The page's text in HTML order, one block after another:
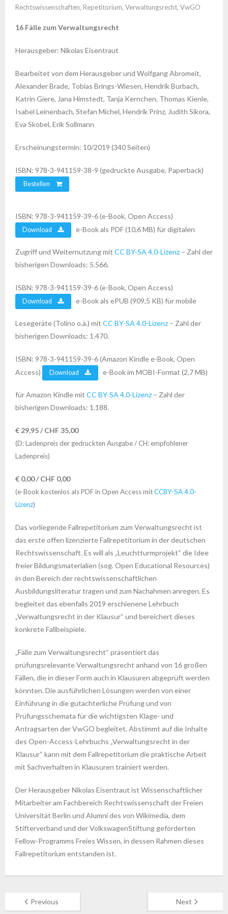
Rechtswissenschaften, Repetitorium, Verwaltungsrecht, VwGO
16 Fälle zum Verwaltungsrecht
Herausgeber: Nikolas Eisentraut
Bearbeitet von dem Herausgeber und Wolfgang Abromeit,
Alexander Brade, Tobias Brings-Wiesen, Hendrik Burbach,
Katrin Giere, Jana Himstedt, Tanja Kernchen, Thomas Kienle,
Isabel Leinenbach, Stefan Michel, Hendrik Prinz, Judith Sikora,
Eva Skobel, Erik Sollmann
Erscheinungstermin: 10/2019 (340 Seiten)
ISBN: 978-3-941159-38-9 (gedruckte Ausgabe, Paperback)
Bestellen
ISBN: 978-3-941159-39-6 (e-Book, Open Access)
Download e-Book als PDF (10,6 MB) für digitalen
Zugriff und Weiternutzung mit CC BY-SA 4.0-Lizenz – Zahl der
bisherigen Downloads: 5.566.
ISBN: 978-3-941159-39-6 (e-Book, Open Access)
Download e-Book als ePUB (909,5 KB) für mobile
Lesegeräte (Tolino o.ä.) mit CC BY-SA 4.0-Lizenz – Zahl der
bisherigen Downloads: 1.470.
ISBN: 978-3-941159-39-6 (Amazon Kindle e-Book, Open
Access)
Download e-Book im MOBI-Format (2,7 MB)
für Amazon Kindle mit CC BY-SA 4.0-Lizenz – Zahl der
bisherigen Downloads: 1.188.
€ 29,95 / CHF 35,00
(D: Ladenpreis der gedruckten Ausgabe / CH: empfohlener
Ladenpreis)
€ 0,00 / CHF 0,00
(e-Book kostenlos als PDF in Open Access mitCCBY-SA 4.0-
Lizenz)
Das vorliegende Fallrepetitorium zum Verwaltungsrecht ist
das erste offen lizenzierte Fallrepetitorium in der deutschen
Rechtswissenschaft. Es will als „Leuchtturmprojekt“ die Idee
freier Bildungsmaterialien (sog. Open Educational Resources)
in den Bereich der rechtswissenschaftlichen
Ausbildungsliteratur tragen und zum Nachahmen anregen. Es
begleitet das ebenfalls 2019 erschienene Lehrbuch
„Verwaltungsrecht in der Klausur“ und bereichert dieses
konkrete Fallbeispiele.
„Fälle zum Verwaltungsrecht“ präsentiert das
prüfungsrelevante Verwaltungsrecht anhand von 16 großen
Fällen, die in dieser Form auch in Klausuren abgeprüft werden
könnten. Die ausführlichen Lösungen werden von einer
Einführung in die gutachterliche Prüfung und von
Prüfungsschemata für die wichtigsten Klage- und
Antragsarten der VwGO begleitet. Abstimmt auf die Inhalte
des Open-Access-Lehrbuchs „Verwaltungsrecht in der
Klausur“ kann mit dem Fallrepetitorium die praktische Arbeit
mit Sachverhalten in Klausuren trainiert werden.
Der Herausgeber Nikolas Eisentraut ist Wissenschaftlicher
Mitarbeiter am Fachbereich Rechtswissenschaft der Freien
Universität Berlin und Alumni des von Wikimedia, dem
Stifterverband und der VolkswagenStiftung geförderten
Fellow-Programms Freies Wissen, in dessen Rahmen dieses
Fallrepetitorium entstanden ist.
Previous Next